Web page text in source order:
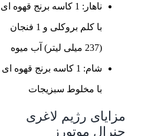
ناهار: 1 کاسه برنج قهوه ای
با کلم بروکلی و 1 فنجان
(237 میلی لیتر) آب میوه
شام: 1 کاسه برنج قهوه ای
با مخلوط سبزیجات
مزایای رژیم لاغری
جنرال موتورز